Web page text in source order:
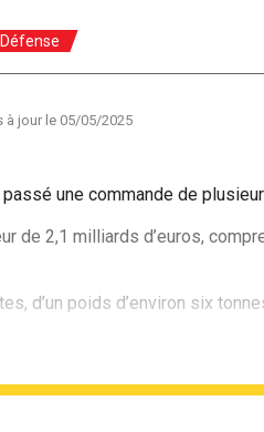
Défense
à jour le 05/05/2025
passé une commande de
de 2,1 milliards d’euros,
d’un poids d’environ six